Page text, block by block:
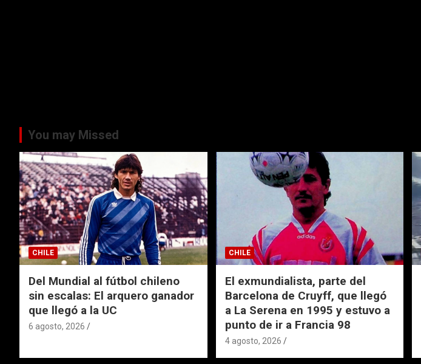
You may Missed
CHILE
Del Mundial al fútbol chileno
sin escalas: El arquero ganador
que llegó a la UC
6 agosto, 2026
CHILE
El exmundialista, parte del
Barcelona de Cruyff, que llegó
a La Serena en 1995 y estuvo a
punto de ir a Francia 98
4 agosto, 2026